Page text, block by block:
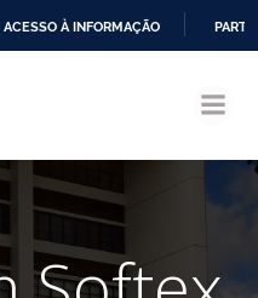
ACESSO À INFORMAÇÃO